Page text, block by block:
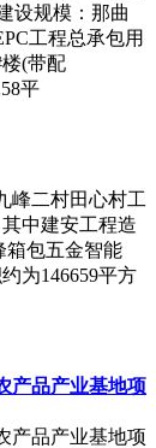
设规模：那曲
工程总承包用
(带配
平
峰二村田心村工
中建安工程造
箱包五金智能
为146659平方
产品产业基地项
产品产业基地项